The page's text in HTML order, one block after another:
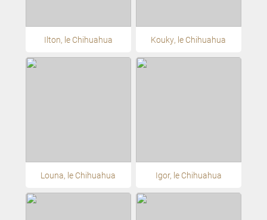
Ilton, le Chihuahua Kouky, le Chihuahua
Louna, le Chihuahua Igor, le Chihuahua